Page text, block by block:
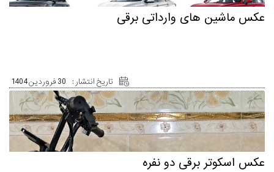
عکس ماشین های وارداتی برقی
تاریخ انتشار : 30 فروردین 1404
عکس اسکوتر برقی دو نفره